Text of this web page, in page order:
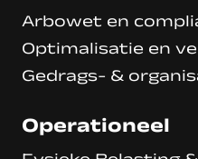
Arbowet en
Optimalisatie en
Gedrags- &
Operationeel